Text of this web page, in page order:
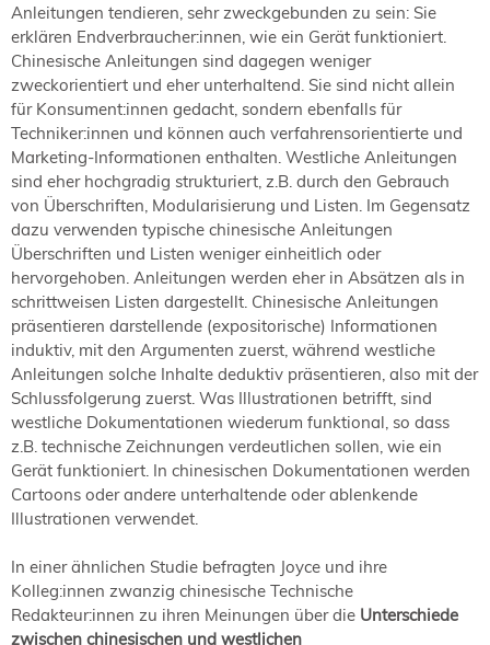
Anleitungen tendieren, sehr zweckgebunden zu sein: Sie
erklären Endverbraucher:innen, wie ein Gerät funktioniert.
Chinesische Anleitungen sind dagegen weniger
zweckorientiert und eher unterhaltend. Sie sind nicht allein
für Konsument:innen gedacht, sondern ebenfalls für
Techniker:innen und können auch verfahrensorientierte und
Marketing-Informationen enthalten. Westliche Anleitungen
sind eher hochgradig strukturiert, z.B. durch den Gebrauch
von Überschriften, Modularisierung und Listen. Im Gegensatz
dazu verwenden typische chinesische Anleitungen
Überschriften und Listen weniger einheitlich oder
hervorgehoben. Anleitungen werden eher in Absätzen als in
schrittweisen Listen dargestellt. Chinesische Anleitungen
präsentieren darstellende (expositorische) Informationen
induktiv, mit den Argumenten zuerst, während westliche
Anleitungen solche Inhalte deduktiv präsentieren, also mit der
Schlussfolgerung zuerst. Was Illustrationen betrifft, sind
westliche Dokumentationen wiederum funktional, so dass
z.B. technische Zeichnungen verdeutlichen sollen, wie ein
Gerät funktioniert. In chinesischen Dokumentationen werden
Cartoons oder andere unterhaltende oder ablenkende
Illustrationen verwendet.
In einer ähnlichen Studie befragten Joyce und ihre
Kolleg:innen zwanzig chinesische Technische
Redakteur:innen zu ihren Meinungen über die Unterschiede
zwischen chinesischen und westlichen